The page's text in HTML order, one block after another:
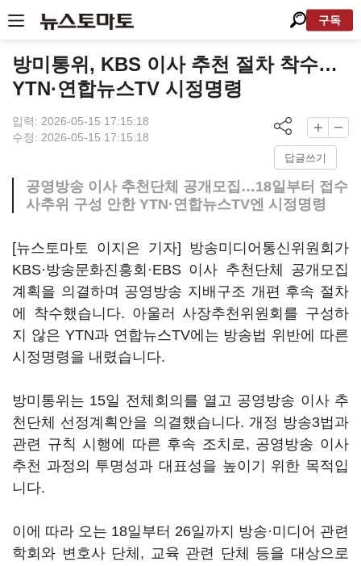
구독
방미통위, KBS 이사 추천 절차 착수…
YTN·연합뉴스TV 시정명령
입력: 2026-05-15 17:15:18
수정: 2026-05-15 17:15:18
답글쓰기
공영방송 이사 추천단체 공개모집…18일부터 접수
사추위 구성 안한 YTN·연합뉴스TV엔 시정명령
[뉴스토마토 이지은 기자] 방송미디어통신위원회가
KBS·방송문화진흥회·EBS 이사 추천단체 공개모집
계획을 의결하며 공영방송 지배구조 개편 후속 절차
에 착수했습니다. 아울러 사장추천위원회를 구성하
지 않은 YTN과 연합뉴스TV에는 방송법 위반에 따른
시정명령을 내렸습니다.
방미통위는 15일 전체회의를 열고 공영방송 이사 추
천단체 선정계획안을 의결했습니다. 개정 방송3법과
관련 규칙 시행에 따른 후속 조치로, 공영방송 이사
추천 과정의 투명성과 대표성을 높이기 위한 목적입
니다.
이에 따라 오는 18일부터 26일까지 방송·미디어 관련
학회와 변호사 단체, 교육 관련 단체 등을 대상으로